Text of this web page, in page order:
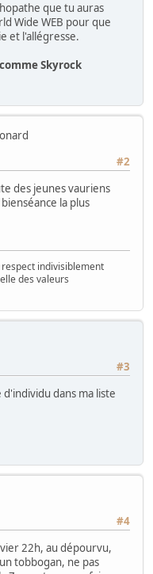
que tu auras
Wide WEB pour que
et l'allégresse.
Skyrock
#2
des jeunes vauriens
la plus
indivisiblement
des valeurs
#3
dans ma liste
#4
22h, au dépourvu,
tobbogan, ne pas